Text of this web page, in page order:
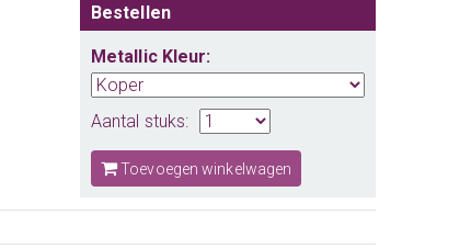
Bestellen
Metallic Kleur:
Aantal stuks:
Toevoegen winkelwagen